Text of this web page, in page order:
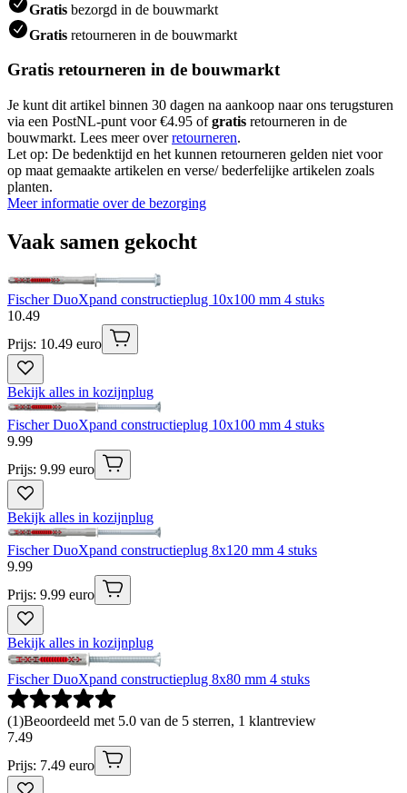
Gratis bezorgd in de bouwmarkt
Gratis retourneren in de bouwmarkt
Gratis retourneren in de bouwmarkt
Je kunt dit artikel binnen 30 dagen na aankoop naar ons terugsturen
via een PostNL-punt voor €4.95 ofgratis retourneren in de
bouwmarkt. Lees meer overretourneren.
Let op: De bedenktijd en het kunnen retourneren gelden niet voor
op maat gemaakte artikelen en verse/ bederfelijke artikelen zoals
planten.
Meer informatie over de bezorging
Vaak samen gekocht
Fischer DuoXpand constructieplug 10x100 mm 4 stuks
10.49
Prijs: 10.49 euro
Bekijk alles in kozijnplug
Fischer DuoXpand constructieplug 10x100 mm 4 stuks
9.99
Prijs: 9.99 euro
Bekijk alles in kozijnplug
Fischer DuoXpand constructieplug 8x120 mm 4 stuks
9.99
Prijs: 9.99 euro
Bekijk alles in kozijnplug
Fischer DuoXpand constructieplug 8x80 mm 4 stuks
(1)Beoordeeld met 5.0 van de 5 sterren, 1 klantreview
7.49
Prijs: 7.49 euro